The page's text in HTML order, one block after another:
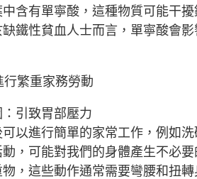
中含有單寧酸，這種物質可能干
缺鐵性貧血人士而言，單寧酸會
行繁重家務勞動
：引致胃部壓力
可以進行簡單的家常工作，例如
動，可能對我們的身體產生不必
物，這些動作通常需要彎腰和扭